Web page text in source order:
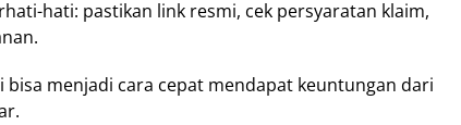
hati: pastikan link resmi, cek persyaratan klaim,
bisa menjadi cara cepat mendapat keuntungan dari